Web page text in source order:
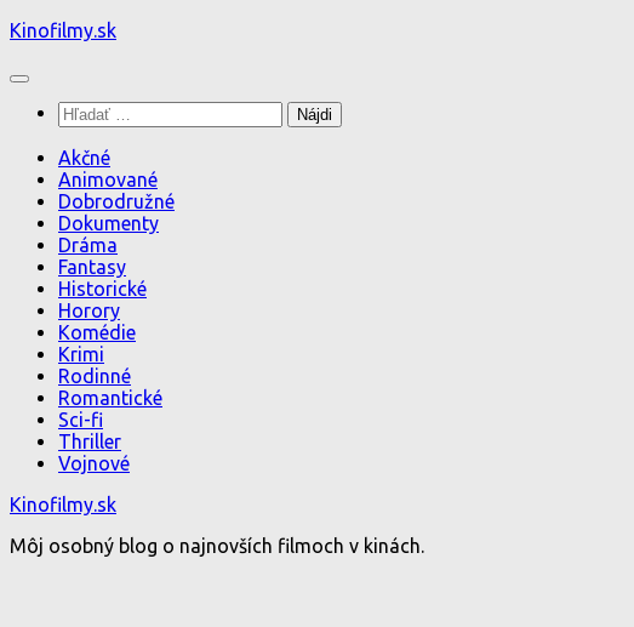
Preskočiť
obsah
Kinofilmy.sk
Hľadať:
Akčné
Animované
Dobrodružné
Dokumenty
Dráma
Fantasy
Historické
Horory
Komédie
Krimi
Rodinné
Romantické
Sci-fi
Thriller
Vojnové
Kinofilmy.sk
Môj osobný blog o najnovších filmoch v kinách.